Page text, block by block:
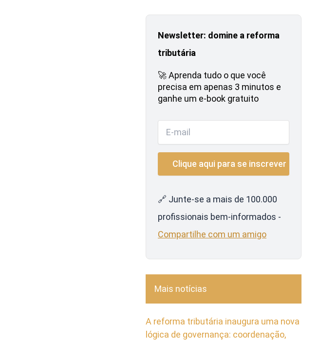
Newsletter: domine a reforma
tributária
🚀 Aprenda tudo o que você
precisa em apenas 3 minutos e
ganhe um e-book gratuito
🔗 Junte-se a mais de 100.000
profissionais bem-informados -
Compartilhe com um amigo
Mais notícias
A reforma tributária inaugura uma nova
lógica de governança: coordenação,